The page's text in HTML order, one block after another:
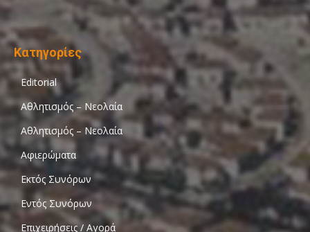
Κατηγορίες
Editorial
Αθλητισμός – Νεολαία
Αθλητισμός – Νεολαία
Αφιερώματα
Εκτός Συνόρων
Εντός Συνόρων
Επιχειρήσεις / Αγορά